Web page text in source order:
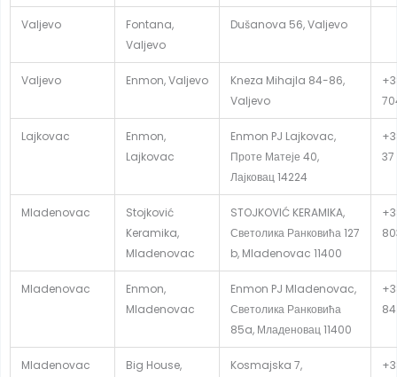
Valjevo
Fontana,
Valjevo
Dušanova 56, Valjevo
Valjevo Enmon, Valjevo
Kneza Mihajla 84-86,
Valjevo
Lajkovac
Enmon,
Lajkovac
Enmon PJ Lajkovac,
Проте Матеје 40,
Лајковац 14224
37
Mladenovac
Stojković
Keramika,
Mladenovac
STOJKOVIĆ KERAMIKA,
Светолика Ранковића 127
b, Mladenovac 11400
Mladenovac
Enmon,
Mladenovac
Enmon PJ Mladenovac,
Светолика Ранковића
85a, Младеновац 11400
84
Mladenovac
Big House,
Kosmajska 7,